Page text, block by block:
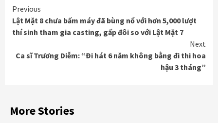
Continue
Reading
Previous
Lật Mặt 8 chưa bấm máy đã bùng nổ với hơn 5,000 lượt
thí sinh tham gia casting, gấp đôi so với Lật Mặt 7
Next
Ca sĩ Trương Diễm: “Đi hát 6 năm không bằng đi thi hoa
hậu 3 tháng”
More Stories